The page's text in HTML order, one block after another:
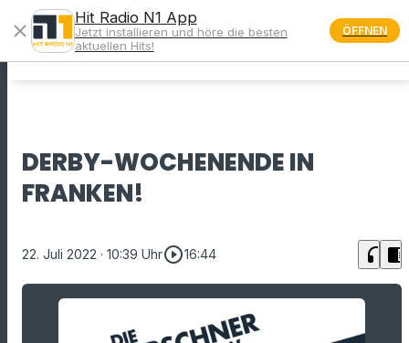
menu
DERBY-WOCHENENDE IN
FRANKEN!
22. Juli 2022 · 10:39 Uhrplay_circle_outline16:44 headphones chrome_reader_mode
close
Hit Radio N1 App
Jetzt installieren und höre die besten
aktuellen Hits!
ÖFFNEN